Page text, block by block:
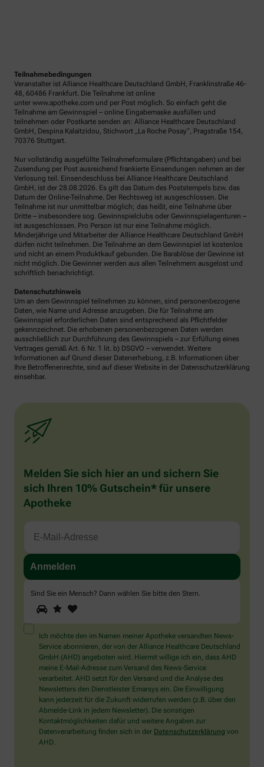
Teilnahmebedingungen
Veranstalter ist Alliance Healthcare Deutschland GmbH, Franklinstraße 46-
48, 60486 Frankfurt. Die Teilnahme ist online
unter www.apotheke.com und per Post möglich. So einfach geht die
Teilnahme am Gewinnspiel – online Eingabemaske ausfüllen und
teilnehmen oder Postkarte senden an: Alliance Healthcare Deutschland
GmbH, Despina Kalaitzidou, Stichwort „La Roche Posay“, Pragstraße 154,
70376 Stuttgart.
Nur vollständig ausgefüllte Teilnahmeformulare (Pflichtangaben) und bei
Zusendung per Post ausreichend frankierte Einsendungen nehmen an der
Verlosung teil. Einsendeschluss bei Alliance Healthcare Deutschland
GmbH, ist der 28.08.2026. Es gilt das Datum des Poststempels bzw. das
Datum der Online-Teilnahme. Der Rechtsweg ist ausgeschlossen. Die
Teilnahme ist nur unmittelbar möglich; das heißt, eine Teilnahme über
Dritte – insbesondere sog. Gewinnspielclubs oder Gewinnspielagenturen –
ist ausgeschlossen. Pro Person ist nur eine Teilnahme möglich.
Minderjährige und Mitarbeiter der Alliance Healthcare Deutschland GmbH
dürfen nicht teilnehmen. Die Teilnahme an dem Gewinnspiel ist kostenlos
und nicht an einem Produktkauf gebunden. Die Barablöse der Gewinne ist
nicht möglich. Die Gewinner werden aus allen Teilnehmern ausgelost und
schriftlich benachrichtigt.
Datenschutzhinweis
Um an dem Gewinnspiel teilnehmen zu können, sind personenbezogene
Daten, wie Name und Adresse anzugeben. Die für Teilnahme am
Gewinnspiel erforderlichen Daten sind entsprechend als Pflichtfelder
gekennzeichnet. Die erhobenen personenbezogenen Daten werden
ausschließlich zur Durchführung des Gewinnspiels – zur Erfüllung eines
Vertrages gemäß Art. 6 Nr. 1 lit. b) DSGVO – verwendet. Weitere
Informationen auf Grund dieser Datenerhebung, z.B. Informationen über
Ihre Betroffenenrechte, sind auf dieser Website in der Datenschutzerklärung
einsehbar.
Melden Sie sich hier an und sichern Sie
sich Ihren 10% Gutschein* für unsere
Apotheke
Sind Sie ein Mensch? Dann wählen Sie bitte den Stern.
Sind
Sie
ein
Mensch?
Dann
wählen
Sie
bitte
den
Stern.
1 2
Ich möchte den im Namen meiner Apotheke versandten News-
Service abonnieren, der von der Alliance Healthcare Deutschland
GmbH (AHD) angeboten wird. Hiermit willige ich ein, dass AHD
meine E-Mail-Adresse zum Versand des News-Service
verarbeitet. AHD setzt für den Versand und die Analyse des
Newsletters den Dienstleister Emarsys ein. Die Einwilligung
kann jederzeit für die Zukunft widerrufen werden (z.B. über den
Abmelde-Link in jedem Newsletter). Die sonstigen
Kontaktmöglichkeiten dafür und weitere Angaben zur
Datenverarbeitung finden sich in der Datenschutzerklärung von
AHD.